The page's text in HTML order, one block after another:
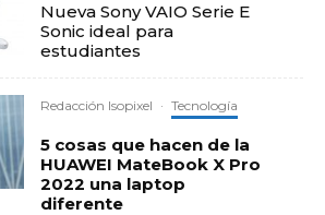
Nueva Sony VAIO Serie E
Sonic ideal para
estudiantes
Redacción Isopixel · Tecnología
5 cosas que hacen de la
HUAWEI MateBook X Pro
2022 una laptop
diferente